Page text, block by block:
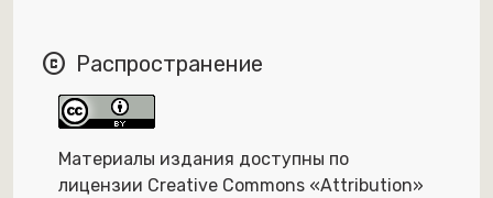
copyright Распространение
Материалы издания доступны по
лицензии Creative Commons «Attribution»